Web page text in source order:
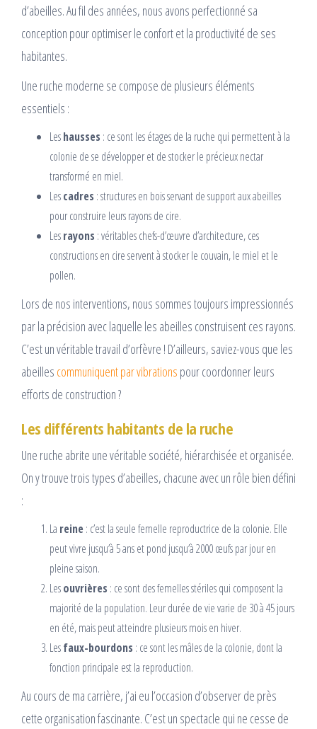
d’abeilles. Au fil des années, nous avons perfectionné sa
conception pour optimiser le confort et la productivité de ses
habitantes.
Une ruche moderne se compose de plusieurs éléments
essentiels :
Leshausses : ce sont les étages de la ruche qui permettent à la
colonie de se développer et de stocker le précieux nectar
transformé en miel.
Lescadres : structures en bois servant de support aux abeilles
pour construire leurs rayons de cire.
Lesrayons : véritables chefs-d’œuvre d’architecture, ces
constructions en cire servent à stocker le couvain, le miel et le
pollen.
Lors de nos interventions, nous sommes toujours impressionnés
par la précision avec laquelle les abeilles construisent ces rayons.
C’est un véritable travail d’orfèvre ! D’ailleurs, saviez-vous que les
abeilles communiquent par vibrations pour coordonner leurs
efforts de construction ?
Les différents habitants de la ruche
Une ruche abrite une véritable société, hiérarchisée et organisée.
On y trouve trois types d’abeilles, chacune avec un rôle bien défini
:
La reine : c’est la seule femelle reproductrice de la colonie. Elle
peut vivre jusqu’à 5 ans et pond jusqu’à 2000 œufs par jour en
pleine saison.
Lesouvrières : ce sont des femelles stériles qui composent la
majorité de la population. Leur durée de vie varie de 30 à 45 jours
en été, mais peut atteindre plusieurs mois en hiver.
Lesfaux-bourdons : ce sont les mâles de la colonie, dont la
fonction principale est la reproduction.
Au cours de ma carrière, j’ai eu l’occasion d’observer de près
cette organisation fascinante. C’est un spectacle qui ne cesse de